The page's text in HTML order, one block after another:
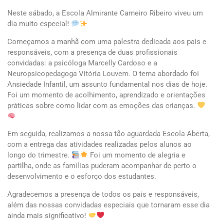
Neste sábado, a Escola Almirante Carneiro Ribeiro viveu um
dia muito especial!
Começamos a manhã com uma palestra dedicada aos pais e
responsáveis, com a presença de duas profissionais
convidadas: a psicóloga Marcelly Cardoso e a
Neuropsicopedagoga Vitória Louvem. O tema abordado foi
Ansiedade Infantil, um assunto fundamental nos dias de hoje.
Foi um momento de acolhimento, aprendizado e orientações
práticas sobre como lidar com as emoções das crianças.
Em seguida, realizamos a nossa tão aguardada Escola Aberta,
com a entrega das atividades realizadas pelos alunos ao
longo do trimestre.
Foi um momento de alegria e
partilha, onde as famílias puderam acompanhar de perto o
desenvolvimento e o esforço dos estudantes.
Agradecemos a presença de todos os pais e responsáveis,
além das nossas convidadas especiais que tornaram esse dia
ainda mais significativo!